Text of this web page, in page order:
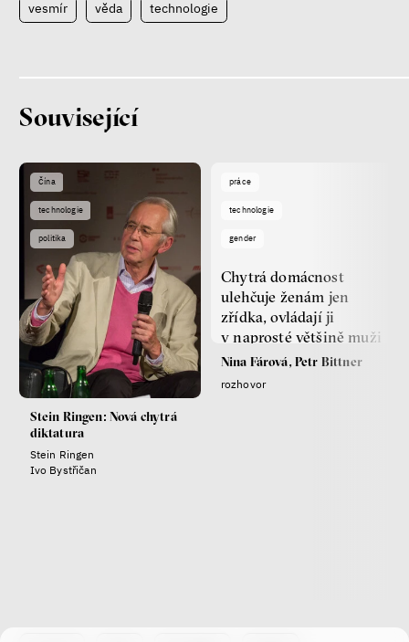
vesmír věda technologie
Související
Čína
technologie
politika
Stein Ringen: Nová chytrá
diktatura
Stein Ringen
Ivo Bystřičan
práce
technologie
gender
Chytrá domácnost
ulehčuje ženám jen
zřídka, ovládají ji
v naprosté většině muži
Nina Fárová, Petr Bittner
rozhovor